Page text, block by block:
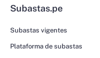
Subastas.pe
Subastas vigentes
Plataforma de subastas